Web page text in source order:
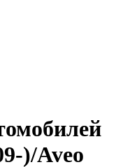
)/Aveo